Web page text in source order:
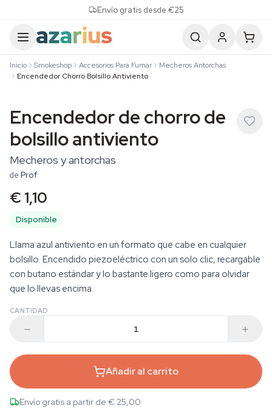
Envío gratis desde €25
Inicio Smokeshop Accesorios Para Fumar
Mecheros Antorchas
Encendedor Chorro Bolsillo Antiviento
Encendedor de chorro de
bolsillo antiviento
Mecheros y antorchas
de Prof
€ 1,10
Disponible
Llama azul antiviento en un formato que cabe en cualquier
bolsillo. Encendido piezoeléctrico con un solo clic, recargable
con butano estándar y lo bastante ligero como para olvidar
que lo llevas encima.
CANTIDAD
Añadir al carrito
Envío gratis a partir de € 25,00